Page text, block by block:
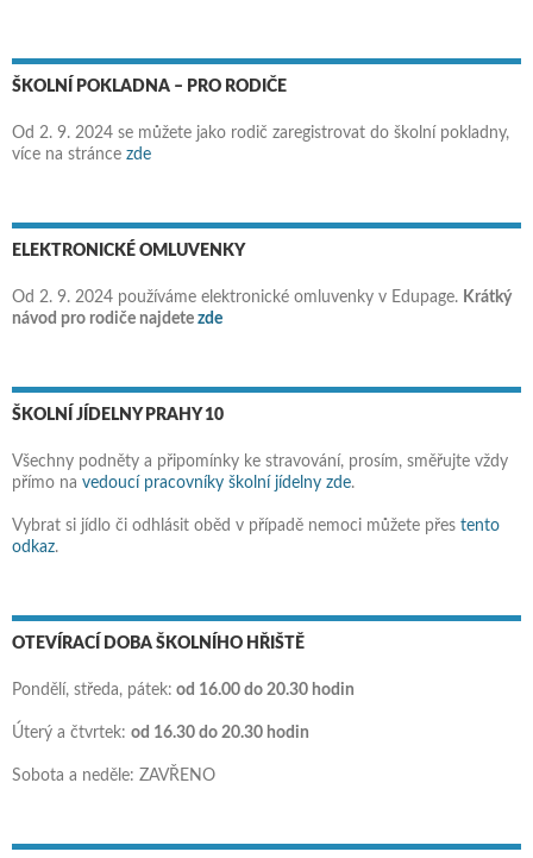
ŠKOLNÍ POKLADNA – PRO RODIČE
Od 2. 9. 2024 se můžete jako rodič zaregistrovat do školní pokladny,
více na stránce zde
ELEKTRONICKÉ OMLUVENKY
Od 2. 9. 2024 používáme elektronické omluvenky v Edupage. Krátký
návod pro rodiče najdete zde
ŠKOLNÍ JÍDELNY PRAHY 10
Všechny podněty a připomínky ke stravování, prosím, směřujte vždy
přímo na vedoucí pracovníky školní jídelny zde.
Vybrat si jídlo či odhlásit oběd v případě nemoci můžete přes tento
odkaz.
OTEVÍRACÍ DOBA ŠKOLNÍHO HŘIŠTĚ
Pondělí, středa, pátek: od 16.00 do 20.30 hodin
Úterý a čtvrtek: od 16.30 do 20.30 hodin
Sobota a neděle: ZAVŘENO